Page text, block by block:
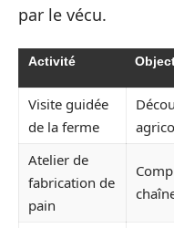
par le vécu.
Activité
Visite guidée
de la ferme
Atelier de
fabrication de
pain